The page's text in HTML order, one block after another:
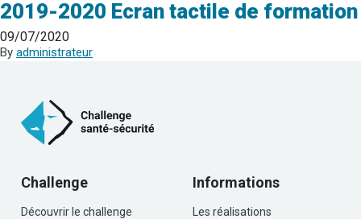
2019-2020 Ecran tactile de formation
09/07/2020
By administrateur
Challenge
Découvrir le challenge
Informations
Les réalisations